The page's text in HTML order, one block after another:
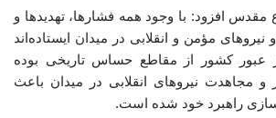
افزود: با وجود همه فشارها، تهدیدها و
مؤمن و انقلابی در میدان ایستاده‌اند
عبور کشور از مقاطع حساس تاریخی بوده
مجاهدت نیروهای انقلابی در میدان باعث
راهبرد خود شده است.